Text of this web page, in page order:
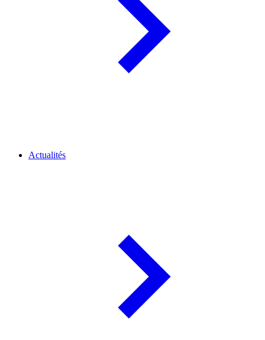
Actualités